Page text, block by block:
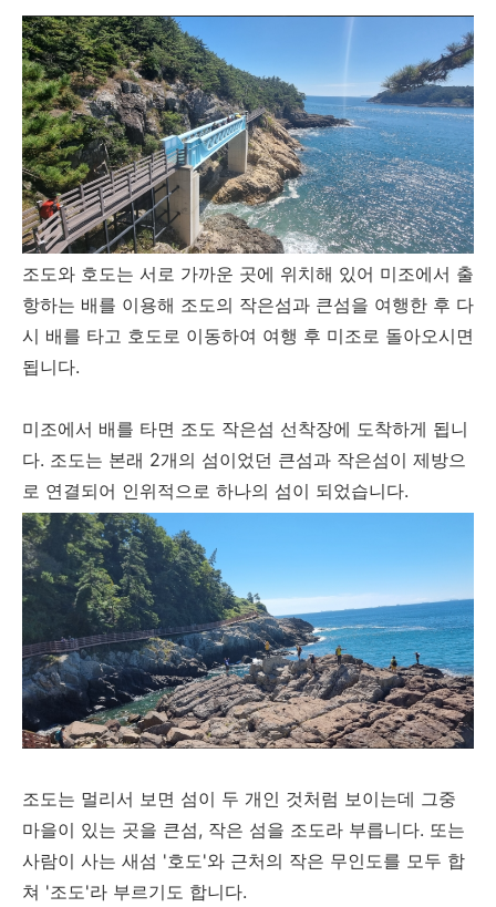
조도와 호도는 서로 가까운 곳에 위치해 있어 미조에서 출
항하는 배를 이용해 조도의 작은섬과 큰섬을 여행한 후 다
시 배를 타고 호도로 이동하여 여행 후 미조로 돌아오시면
됩니다.
미조에서 배를 타면 조도 작은섬 선착장에 도착하게 됩니
다. 조도는 본래 2개의 섬이었던 큰섬과 작은섬이 제방으
로 연결되어 인위적으로 하나의 섬이 되었습니다.
조도는 멀리서 보면 섬이 두 개인 것처럼 보이는데 그중
마을이 있는 곳을 큰섬, 작은 섬을 조도라 부릅니다. 또는
사람이 사는 새섬 '호도'와 근처의 작은 무인도를 모두 합
쳐 '조도'라 부르기도 합니다.